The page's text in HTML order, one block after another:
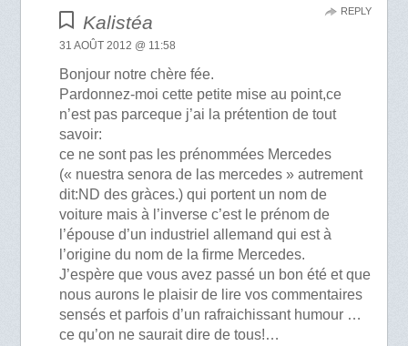
Kalistéa
31 AOÛT 2012 @ 11:58
Bonjour notre chère fée.
Pardonnez-moi cette petite mise au point,ce
n’est pas parceque j’ai la prétention de tout
savoir:
ce ne sont pas les prénommées Mercedes
(« nuestra senora de las mercedes » autrement
dit:ND des gràces.) qui portent un nom de
voiture mais à l’inverse c’est le prénom de
l’épouse d’un industriel allemand qui est à
l’origine du nom de la firme Mercedes.
J’espère que vous avez passé un bon été et que
nous aurons le plaisir de lire vos commentaires
sensés et parfois d’un rafraichissant humour …
ce qu’on ne saurait dire de tous!…
REPLY